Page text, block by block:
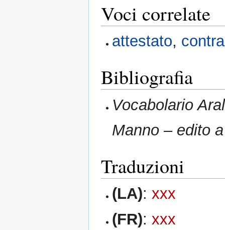
Voci correlate
attestato,
Bibliografia
Vocabolario
Manno – edito
Traduzioni
(LA):xxx
(FR):xxx